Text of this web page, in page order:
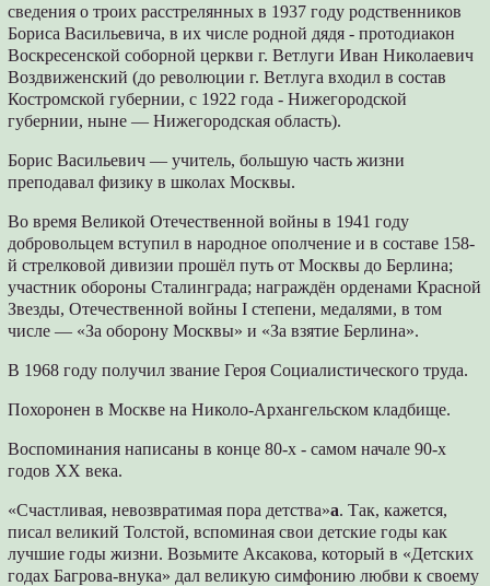
сведения о троих расстрелянных в 1937 году родственников
Бориса Васильевича, в их числе родной дядя - протодиакон
Воскресенской соборной церкви г. Ветлуги Иван Николаевич
Воздвиженский (до революции г. Ветлуга входил в состав
Костромской губернии, с 1922 года - Нижегородской
губернии, ныне — Нижегородская область).
Борис Васильевич — учитель, большую часть жизни
преподавал физику в школах Москвы.
Во время Великой Отечественной войны в 1941 году
добровольцем вступил в народное ополчение и в составе 158-
й стрелковой дивизии прошёл путь от Москвы до Берлина;
участник обороны Сталинграда; награждён орденами Красной
Звезды, Отечественной войны I степени, медалями, в том
числе — «За оборону Москвы» и «За взятие Берлина».
В 1968 году получил звание Героя Социалистического труда.
Похоронен в Москве на Николо-Архангельском кладбище.
Воспоминания написаны в конце 80-х - самом начале 90-х
годов XX века.
«Счастливая, невозвратимая пора детства»а. Так, кажется,
писал великий Толстой, вспоминая свои детские годы как
лучшие годы жизни. Возьмите Аксакова, который в «Детских
годах Багрова-внука» дал великую симфонию любви к своему